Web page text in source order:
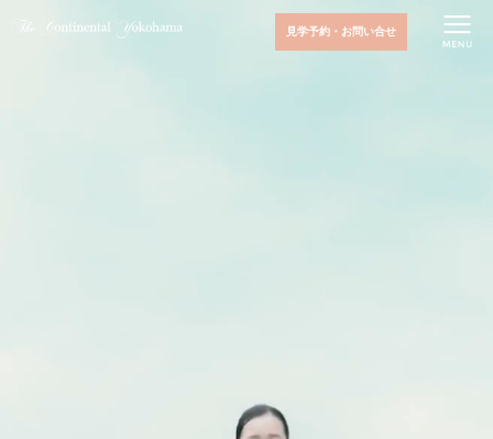
見学予約・お問い合せ